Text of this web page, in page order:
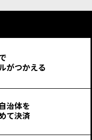
がつかえる
治体を
て決済